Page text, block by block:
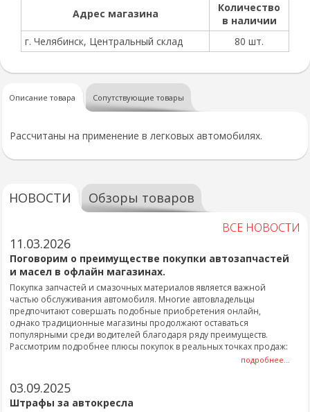
Адрес магазина
Количество
в наличии
г. Челябинск, Центральный склад
80 шт.
Описание товара Сопутствующие товары
Рассчитаны на применение в легковых автомобилях.
НОВОСТИ Обзоры товаров
ВСЕ НОВОСТИ
11.03.2026
Поговорим о преимуществе покупки автозапчастей
и масел в офлайн магазинах.
Покупка запчастей и смазочных материалов является важной
частью обслуживания автомобиля. Многие автовладельцы
предпочитают совершать подобные приобретения онлайн,
однако традиционные магазины продолжают оставаться
популярными среди водителей благодаря ряду преимуществ.
Рассмотрим подробнее плюсы покупок в реальных точках продаж:
подробнее...
03.09.2025
Штрафы за автокресла